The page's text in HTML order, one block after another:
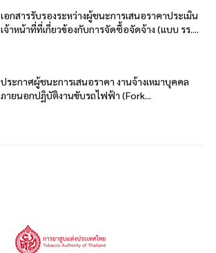
เอกสารรับรองระหว่างผู้ชนะการเสนอราคาประเมิน
เจ้าหน้าที่ที่เกี่ยวข้องกับการจัดซื้อจัดจ้าง (แบบ รร....
ประกาศผู้ชนะการเสนอราคา งานจ้างเหมาบุคคล
ภายนอกปฏิบัติงานขับรถไฟฟ้า (Fork...